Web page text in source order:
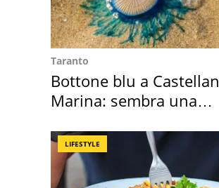
Taranto
Bottone blu a
Marina: sembra una
LIFESTYLE